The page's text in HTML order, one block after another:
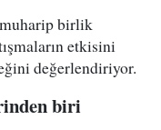
birlik
etkisini
değerlendiriyor.
biri